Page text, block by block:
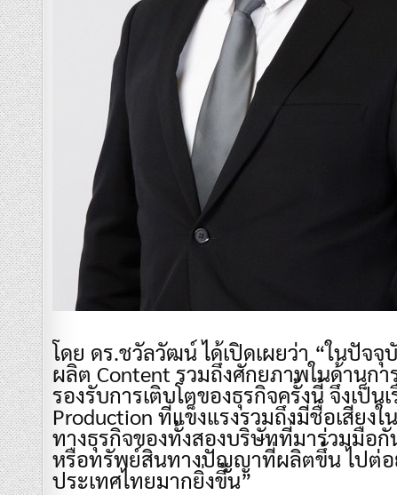
โดย ดร.ชวัลวัฒน์ ได้เปิดเผยว่า “ในปัจ
ผลิต Content รวมถึงศักยภาพในด้านกา
รองรับการเติบโตของธุรกิจครั้งนี้ จึงเป็
Production ที่แข็งแรงรวมถึงมีชื่อเสียง
ทางธุรกิจของทั้งสองบริษัทที่มาร่วมมือ
หรือทรัพย์สินทางปัญญาที่ผลิตขึ้น ไปต่อย
ประเทศไทยมากยิ่งขึ้น”